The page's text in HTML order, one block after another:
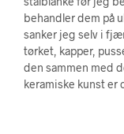
behandler dem på
sanker jeg selv i
tørket, kapper,
den sammen med
keramiske kunst er